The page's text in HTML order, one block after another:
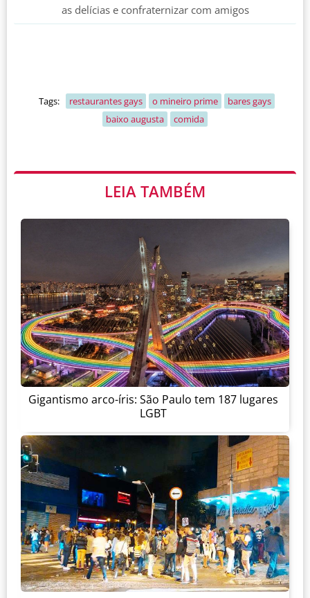
as delícias e confraternizar com amigos
Tags: restaurantes gays o mineiro prime
bares gays
baixo augusta
comida
LEIA TAMBÉM
Gigantismo arco-íris: São Paulo tem 187 lugares
LGBT